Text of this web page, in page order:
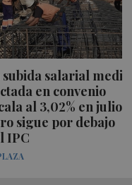
subida salarial media
en convenio
al 3,02% en julio,
sigue por debajo
IPC